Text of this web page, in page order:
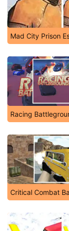
Mad City Prison
Racing
Critical Combat